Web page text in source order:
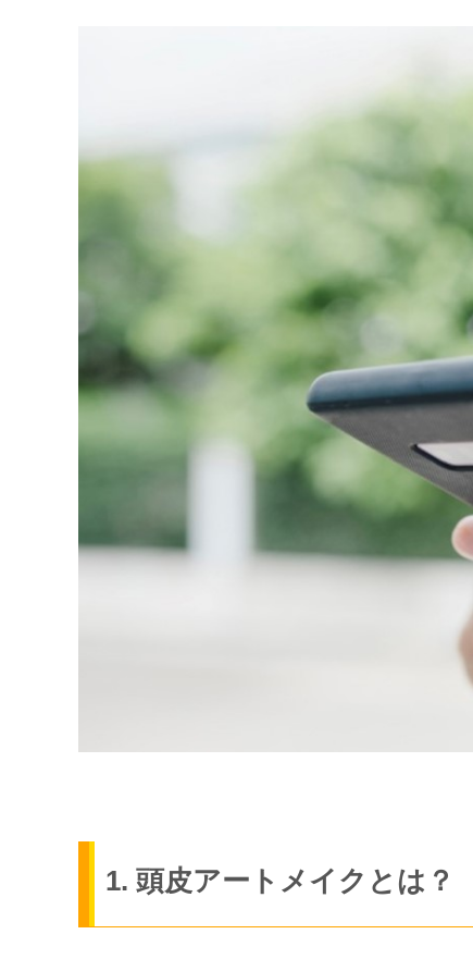
1. 頭皮アートメイクとは？